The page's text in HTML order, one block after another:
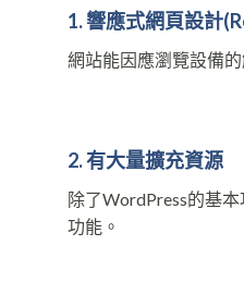
1. 響應式網頁設計(
網站能因應瀏覽設備
2. 有大量擴充資源
除了WordPress的基
功能。